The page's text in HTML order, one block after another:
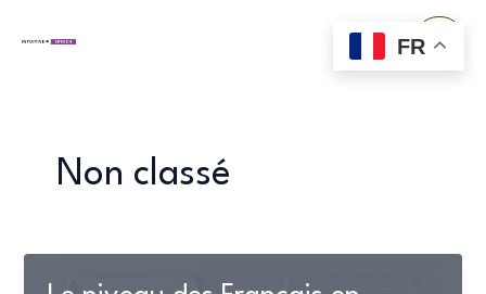
Main
Non classé
FR